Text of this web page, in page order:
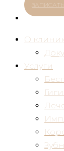
О
Услуги